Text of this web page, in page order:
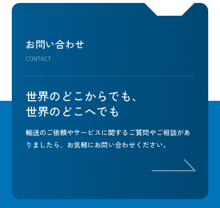
お問い合わせ
CONTACT
世界のどこからでも、
世界のどこへでも
輸送のご依頼やサービスに関するご質問やご相談があ
りましたら、 お気軽にお問い合わせください。